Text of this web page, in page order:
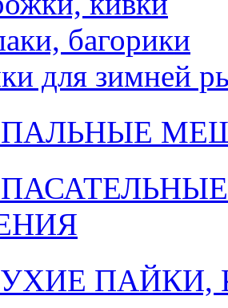
багорики
для зимней
ПАЙКИ,